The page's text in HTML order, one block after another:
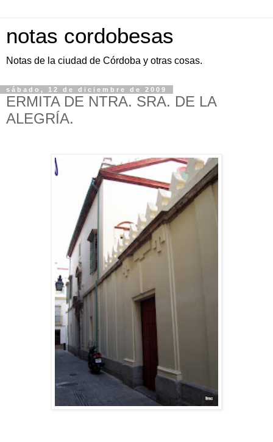
notas cordobesas
Notas de la ciudad de Córdoba y otras cosas.
sábado, 12 de diciembre de 2009
ERMITA DE NTRA. SRA. DE LA
ALEGRÍA.